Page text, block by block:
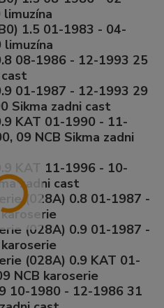
1.5 01-1983 - 04-
08-1986 - 12-1993 25
01-1987 - 12-1993 29
Sikma zadni cast
KAT 01-1990 - 11-
09 NCB Sikma zadni
KAT 11-1996 - 10-
zadni cast
(028A) 0.8 01-1987 -
(028A) 0.9 01-1987 -
(028A) 0.9 KAT 01-
NCB karoserie
10-1980 - 12-1986 31